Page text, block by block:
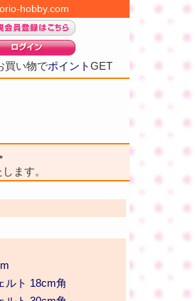
hobby.com
買い物でポイントGET
ます。
ルト 18cm角